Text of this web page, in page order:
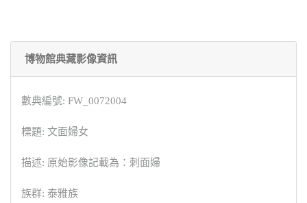
博物館典藏影像資訊
數典編號: FW_0072004
標題: 文面婦女
描述: 原始影像記載為：刺面婦
族群: 泰雅族